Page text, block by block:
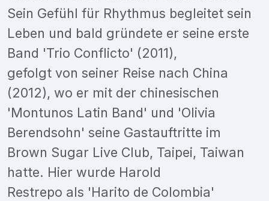
Sein Gefühl für Rhythmus begleitet sein
Leben und bald gründete er seine erste
Band 'Trio Conflicto' (2011),
gefolgt von seiner Reise nach China
(2012), wo er mit der chinesischen
'Montunos Latin Band' und 'Olivia
Berendsohn' seine Gastauftritte im
Brown Sugar Live Club, Taipei, Taiwan
hatte. Hier wurde Harold
Restrepo als 'Harito de Colombia'